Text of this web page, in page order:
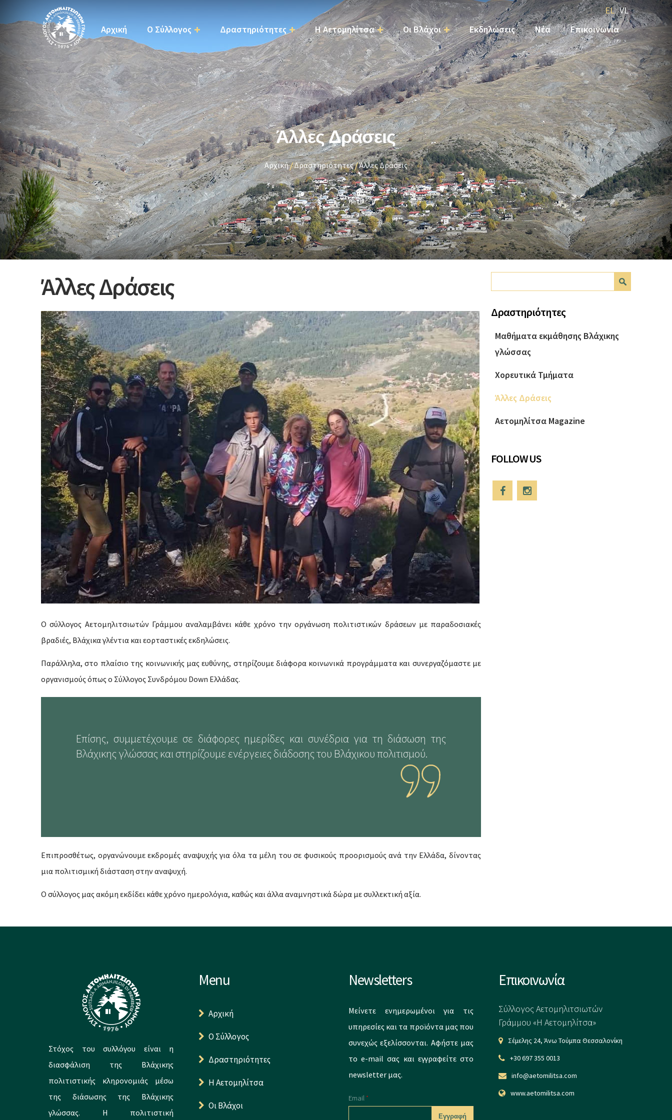
Παράκαμψη
προς το
κυρίως
περιεχόμενο
EL VL
Αρχική
Ο Σύλλογος Δραστηριότητες Η Αετομηλίτσα Οι Βλάχοι Εκδηλώσεις Νέα Επικοινωνία
Αρχική Δραστηριότητες Άλλες Δράσεις
Άλλες Δράσεις
Άλλες Δράσεις
Ο σύλλογος Αετομηλιτσιωτών Γράμμου αναλαμβάνει κάθε χρόνο την οργάνωση πολιτιστικών δράσεων με παραδοσιακές
βραδιές, Βλάχικα γλέντια και εορταστικές εκδηλώσεις.
Παράλληλα, στο πλαίσιο της κοινωνικής μας ευθύνης, στηρίζουμε διάφορα κοινωνικά προγράμματα και συνεργαζόμαστε με
οργανισμούς όπως ο Σύλλογος Συνδρόμου Down Ελλάδας.
Επίσης, συμμετέχουμε σε διάφορες ημερίδες και συνέδρια για τη διάσωση της
Βλάχικης γλώσσας και στηρίζουμε ενέργειες διάδοσης του Βλάχικου πολιτισμού.
Επιπροσθέτως, οργανώνουμε εκδρομές αναψυχής για όλα τα μέλη του σε φυσικούς προορισμούς ανά την Ελλάδα, δίνοντας
μια πολιτισμική διάσταση στην αναψυχή.
Ο σύλλογος μας ακόμη εκδίδει κάθε χρόνο ημερολόγια, καθώς και άλλα αναμνηστικά δώρα με συλλεκτική αξία.
Φόρμα
αναζήτησης
Δραστηριότητες
Μαθήματα εκμάθησης Βλάχικης
γλώσσας
Χορευτικά Τμήματα
Άλλες Δράσεις
Αετομηλίτσα Magazine
FOLLOW US
Στόχος του συλλόγου είναι η
διασφάλιση της Βλάχικης
πολιτιστικής κληρονομιάς μέσω
της διάσωσης της Βλάχικης
γλώσσας. Η πολιτιστική
Menu
Αρχική
Ο Σύλλογος
Δραστηριότητες
Η Αετομηλίτσα
Οι Βλάχοι
Newsletters
Μείνετε ενημερωμένοι για τις
υπηρεσίες και τα προϊόντα μας που
συνεχώς εξελίσσονται. Αφήστε μας
το e-mail σας και εγγραφείτε στο
newsletter μας.
Email *
Επικοινωνία
Σύλλογος Αετομηλιτσιωτών
Γράμμου «Η Αετομηλίτσα»
Σέμελης 24, Άνω Τούμπα Θεσσαλονίκη
+30 697 355 0013
info@aetomilitsa.com
www.aetomilitsa.com